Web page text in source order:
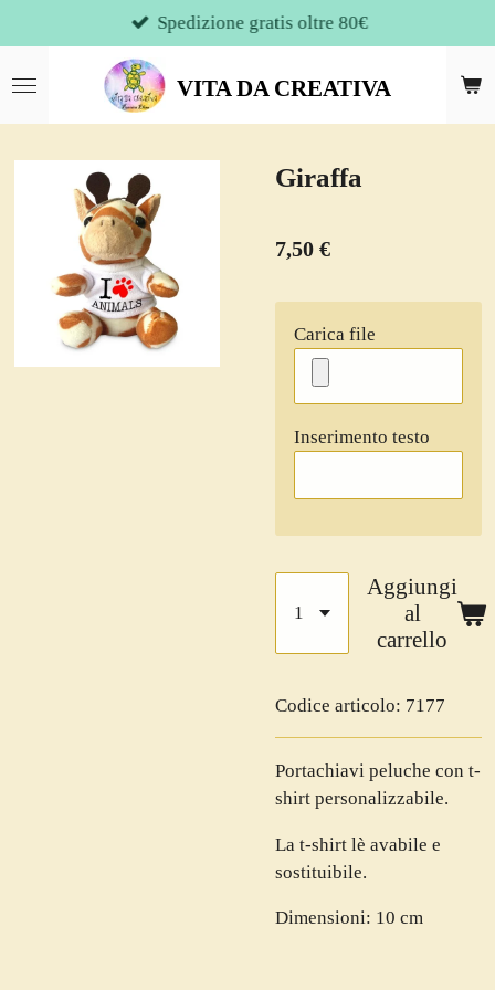
al
contenuto
VITA DA CREATIVA
Spedizione gratis oltre 80€
Giraffa
7,50 €
Carica file
Inserimento testo
Aggiungi
al
carrello
Codice articolo: 7177
Portachiavi peluche con t-
shirt personalizzabile.
La t-shirt lè avabile e
sostituibile.
Dimensioni: 10 cm